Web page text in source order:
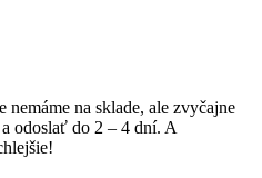
nemáme na sklade, ale zvyčajne
odoslať do 2 – 4 dní. A